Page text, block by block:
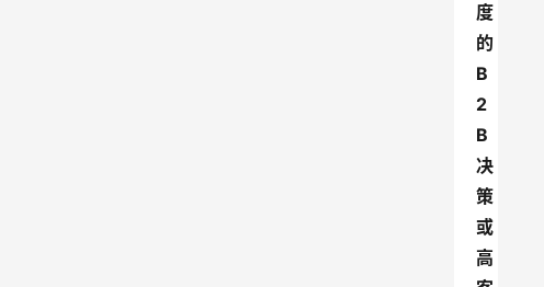
度
的
B
2
B
决
策
或
高